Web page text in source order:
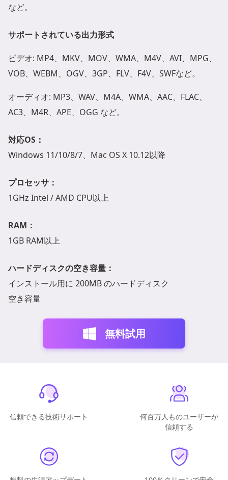
など。
サポートされている出力形式
ビデオ: MP4、MKV、MOV、WMA、M4V、AVI、MPG、
VOB、WEBM、OGV、3GP、FLV、F4V、SWFなど。
オーディオ: MP3、WAV、M4A、WMA、AAC、FLAC、
AC3、M4R、APE、OGG など。
対応OS：
Windows 11/10/8/7、Mac OS X 10.12以降
プロセッサ：
1GHz Intel / AMD CPU以上
RAM：
1GB RAM以上
ハードディスクの空き容量：
インストール用に 200MB のハードディスク
空き容量
無料試用
信頼できる技術サポート
何百万人ものユーザーが
信頼する